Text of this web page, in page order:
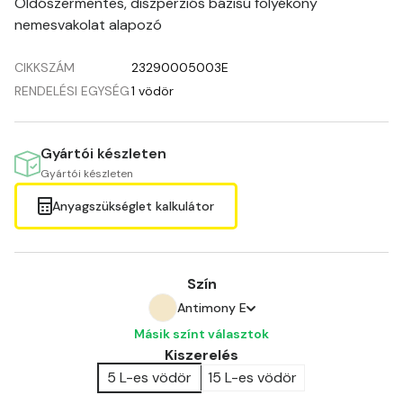
nemesvakolat alapozó
CIKKSZÁM
23290005003E
RENDELÉSI EGYSÉG1 vödör
Gyártói készleten
Gyártói készleten
Anyagszükséglet kalkulátor
Szín
Antimony E
Bone C
Amber E
Másik színt választok
Kiszerelés
5 L-es vödör
15 L-es vödör